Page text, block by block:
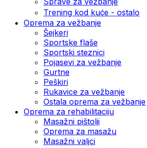
Trening kod kuće - ostalo
Oprema za vežbanje
Šejkeri
Sportske flaše
Sportski steznici
Pojasevi za vežbanje
Gurtne
Peškiri
Rukavice za vežbanje
Ostala oprema za vežbanje
Oprema za rehabilitaciju
Masažni pištolji
Oprema za masažu
Masažni valjci